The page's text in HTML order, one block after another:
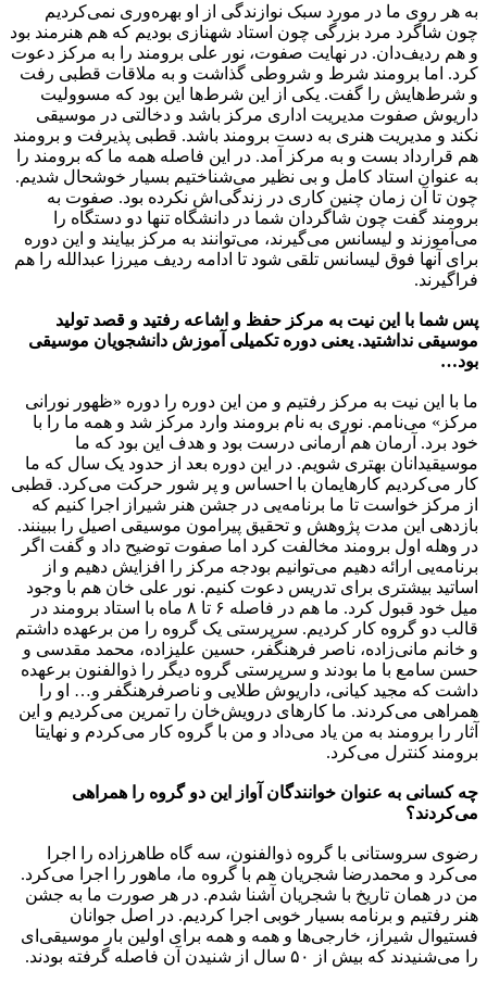
به هر روی ما در مورد سبک نوازندگی از او بهره‌وری نمی‌کردیم
چون شاگرد مرد بزرگی چون استاد شهنازی بودیم که هم هنرمند بود
و هم ردیف‌دان. در نهایت صفوت، نور علی برومند را به مرکز دعوت
کرد. اما برومند شرط و شروطی گذاشت و به ملاقات قطبی رفت
و شرط‌هایش را گفت. یکی از این شرط‌ها این بود که مسوولیت
داریوش صفوت مدیریت اداری مرکز باشد و دخالتی در موسیقی
نکند و مدیریت هنری به دست برومند باشد. قطبی پذیرفت و برومند
هم قرارداد بست و به مرکز آمد. در این فاصله همه ما که برومند را
به عنوان استاد کامل و بی نظیر می‌شناختیم بسیار خوشحال شدیم.
چون تا آن زمان چنین کاری در زندگی‌اش نکرده بود. صفوت به
برومند گفت چون شاگردان شما در دانشگاه تنها دو دستگاه را
می‌آموزند و لیسانس می‌گیرند، می‌توانند به مرکز بیایند و این دوره
برای آنها فوق لیسانس تلقی شود تا ادامه ردیف میرزا عبدالله را هم
فراگیرند.
پس شما با این نیت به مرکز حفظ و اشاعه رفتید و قصد تولید
موسیقی نداشتید. یعنی دوره تکمیلی آموزش دانشجویان موسیقی
بود…
ما با این نیت به مرکز رفتیم و من این دوره را دوره «ظهور نورانی
مرکز» می‌نامم. نوری به نام برومند وارد مرکز شد و همه ما را با
خود برد. آرمان هم آرمانی درست بود و هدف این بود که ما
موسیقیدانان بهتری شویم. در این دوره بعد از حدود یک سال که ما
کار می‌کردیم کارهایمان با احساس و پر شور حرکت می‌کرد. قطبی
از مرکز خواست تا ما برنامه‌یی در جشن هنر شیراز اجرا کنیم که
بازدهی این مدت پژوهش و تحقیق پیرامون موسیقی اصیل را ببینند.
در وهله اول برومند مخالفت کرد اما صفوت توضیح داد و گفت اگر
برنامه‌یی ارائه دهیم می‌توانیم بودجه مرکز را افزایش دهیم و از
اساتید بیشتری برای تدریس دعوت کنیم. نور علی خان هم با وجود
میل خود قبول کرد. ما هم در فاصله ۶ تا ۸ ماه با استاد برومند در
قالب دو گروه کار کردیم. سرپرستی یک گروه را من برعهده داشتم
و خانم مانی‌زاده، ناصر فرهنگفر، حسین علیزاده، محمد مقدسی و
حسن سامع با ما بودند و سرپرستی گروه دیگر را ذوالفنون برعهده
داشت که مجید کیانی، داریوش طلایی و ناصرفرهنگفر و… او را
همراهی می‌کردند. ما کارهای درویش‌خان را تمرین می‌کردیم و این
آثار را برومند به من یاد می‌داد و من با گروه کار می‌کردم و نهایتا
برومند کنترل می‌کرد.
چه کسانی به عنوان خوانندگان آواز این دو گروه را همراهی
می‌کردند؟
رضوی سروستانی با گروه ذوالفنون، سه گاه طاهر‌زاده را اجرا
می‌کرد و محمدرضا شجریان هم با گروه ما، ماهور را اجرا می‌کرد.
من در همان تاریخ با شجریان آشنا شدم. در هر صورت ما به جشن
هنر رفتیم و برنامه بسیار خوبی اجرا کردیم. در اصل جوانان
فستیوال شیراز، خارجی‌ها و همه و همه برای اولین بار موسیقی‌ای
را می‌شنیدند که بیش از ۵۰ سال از شنیدن آن فاصله گرفته بودند.